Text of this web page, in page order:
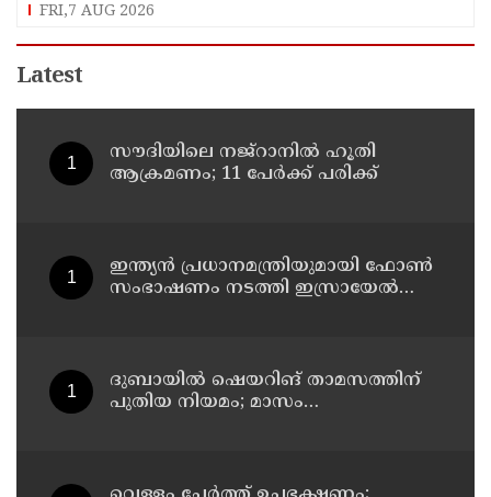
FRI,7 AUG 2026
Latest
സൗദിയിലെ നജ്റാനില്‍ ഹൂതി
ആക്രമണം; 11 പേര്‍ക്ക് പരിക്ക്
ഇന്ത്യൻ പ്രധാനമന്ത്രിയുമായി ഫോൺ
സംഭാഷണം നടത്തി ഇസ്രായേൽ
ദുബായില്‍ ഷെയറിങ് താമസത്തിന്
പുതിയ നിയമം; മാസം